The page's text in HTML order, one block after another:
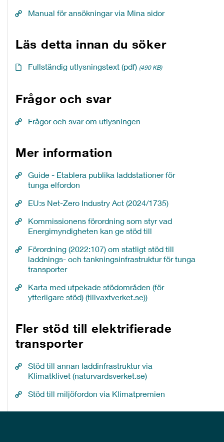
Manual för ansökningar via Mina sidor
Läs detta innan du söker
Fullständig utlysningstext (pdf) (490 KB)
Frågor och svar
Frågor och svar om utlysningen
Mer information
Guide - Etablera publika laddstationer för
tunga elfordon
EU:s Net-Zero Industry Act (2024/1735)
Kommissionens förordning som styr vad
Energimyndigheten kan ge stöd till
Förordning (2022:107) om statligt stöd till
laddnings- och tankningsinfrastruktur för tunga
transporter
Karta med utpekade stödområden (för
ytterligare stöd) (tillvaxtverket.se))
Fler stöd till elektrifierade
transporter
Stöd till annan laddinfrastruktur via
Klimatklivet (naturvardsverket.se)
Stöd till miljöfordon via Klimatpremien